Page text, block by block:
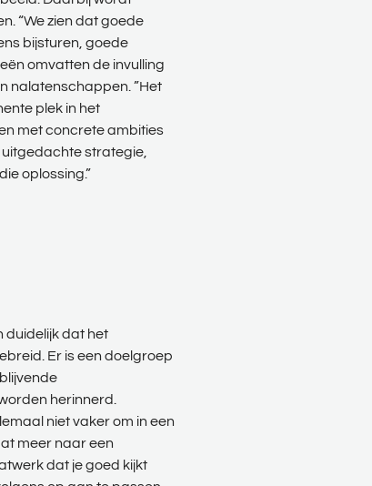
“We zien dat goede
bijsturen, goede
omvatten de invulling
nalatenschappen. ”Het
plek in het
met concrete ambities
uitgedachte strategie,
oplossing.”
duidelijk dat het
Er is een doelgroep
herinnerd.
niet vaker om in een
meer naar een
dat je goed kijkt